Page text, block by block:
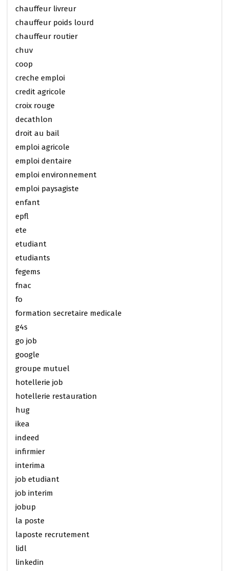
chauffeur livreur
chauffeur poids lourd
chauffeur routier
chuv
coop
creche emploi
credit agricole
croix rouge
decathlon
droit au bail
emploi agricole
emploi dentaire
emploi environnement
emploi paysagiste
enfant
epfl
ete
etudiant
etudiants
fegems
fnac
fo
formation secretaire medicale
g4s
go job
google
groupe mutuel
hotellerie job
hotellerie restauration
hug
ikea
indeed
infirmier
interima
job etudiant
job interim
jobup
la poste
laposte recrutement
lidl
linkedin